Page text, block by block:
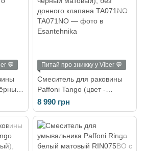
💬 Питай про знижку у Viber 💬
Смеситель для раковины
Paffoni Tango (цвет -
чёрный матовый), без
донного клапана TA071NO
8 990 грн